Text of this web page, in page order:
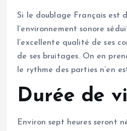
Si le doublage Français est
l’environnement sonore
l’excellente qualité de ses
de ses bruitages. On en
le rythme des parties n’en
Durée de
Environ sept heures seront